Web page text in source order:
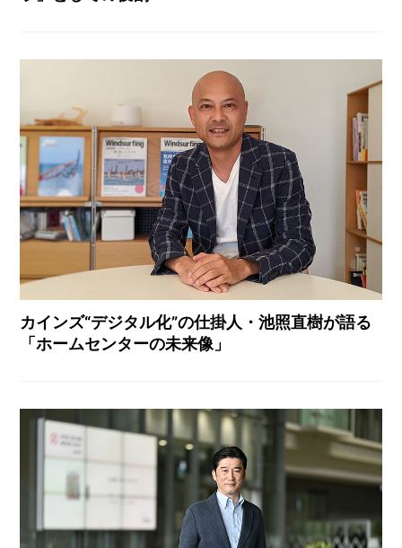
カインズ“デジタル化”の仕掛人・池照直樹が語る
「ホームセンターの未来像」